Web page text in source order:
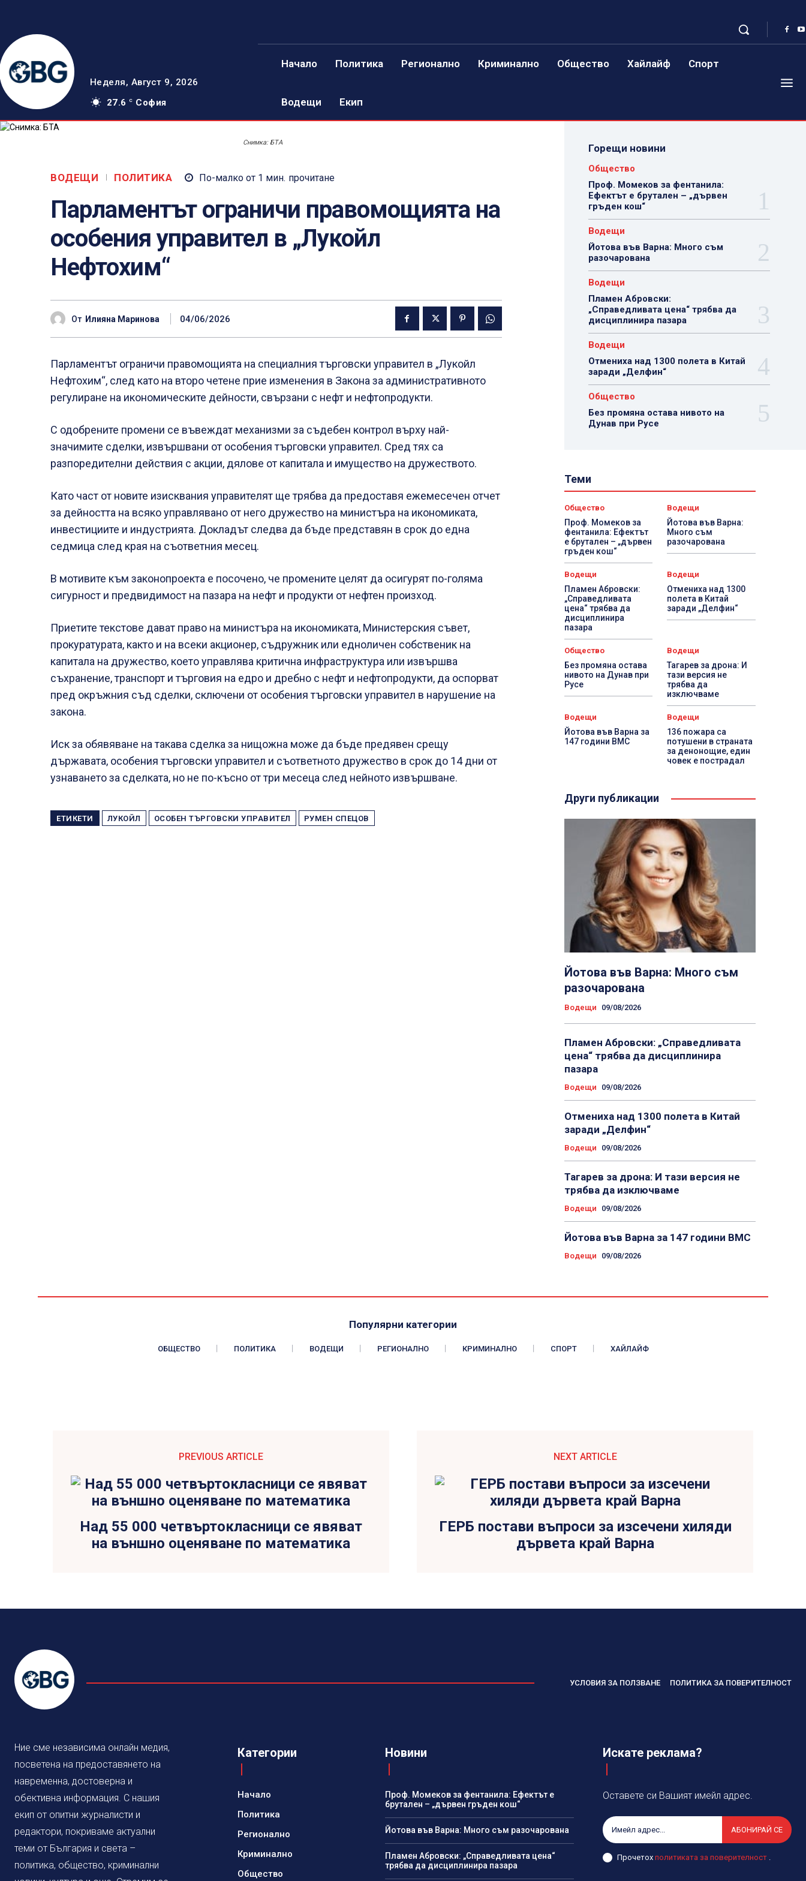
Неделя, Август 9, 2026
27.6
C София
Начало Политика Регионално Криминално Общество Хайлайф Спорт
Водещи Екип
Снимка: БТА
ВОДЕЩИ ПОЛИТИКА По-малко от 1 мин. прочитане
Парламентът ограничи правомощията на
особения управител в „Лукойл
Нефтохим“
От Илияна Маринова 04/06/2026
Парламентът ограничи правомощията на специалния търговски управител в „Лукойл
Нефтохим“, след като на второ четене прие изменения в Закона за административното
регулиране на икономическите дейности, свързани с нефт и нефтопродукти.
С одобрените промени се въвеждат механизми за съдебен контрол върху най-
значимите сделки, извършвани от особения търговски управител. Сред тях са
разпоредителни действия с акции, дялове от капитала и имущество на дружеството.
Като част от новите изисквания управителят ще трябва да предоставя ежемесечен отчет
за дейността на всяко управлявано от него дружество на министъра на икономиката,
инвестициите и индустрията. Докладът следва да бъде представян в срок до една
седмица след края на съответния месец.
В мотивите към законопроекта е посочено, че промените целят да осигурят по-голяма
сигурност и предвидимост на пазара на нефт и продукти от нефтен произход.
Приетите текстове дават право на министъра на икономиката, Министерския съвет,
прокуратурата, както и на всеки акционер, съдружник или едноличен собственик на
капитала на дружество, което управлява критична инфраструктура или извършва
съхранение, транспорт и търговия на едро и дребно с нефт и нефтопродукти, да оспорват
пред окръжния съд сделки, сключени от особения търговски управител в нарушение на
закона.
Иск за обявяване на такава сделка за нищожна може да бъде предявен срещу
държавата, особения търговски управител и съответното дружество в срок до 14 дни от
узнаването за сделката, но не по-късно от три месеца след нейното извършване.
ЕТИКЕТИ ЛУКОЙЛ ОСОБЕН ТЪРГОВСКИ УПРАВИТЕЛ РУМЕН СПЕЦОВ
Горещи новини
Общество
Проф. Момеков за фентанила:
Ефектът е брутален – „дървен
гръден кош“
Водещи
Йотова във Варна: Много съм
разочарована
Водещи
Пламен Абровски:
„Справедливата цена“ трябва да
дисциплинира пазара
Водещи
Отмениха над 1300 полета в Китай
заради „Делфин“
Общество
Без промяна остава нивото на
Дунав при Русе
Теми
Общество
Проф. Момеков за
фентанила: Ефектът
е брутален – „дървен
гръден кош“
Водещи
Йотова във Варна:
Много съм
разочарована
Водещи
Пламен Абровски:
„Справедливата
цена“ трябва да
дисциплинира
пазара
Водещи
Отмениха над 1300
полета в Китай
заради „Делфин“
Общество
Без промяна остава
нивото на Дунав при
Русе
Водещи
Тагарев за дрона: И
тази версия не
трябва да
изключваме
Водещи
Йотова във Варна за
147 години ВМС
Водещи
136 пожара са
потушени в страната
за денонощие, един
човек е пострадал
Други публикации
Йотова във Варна: Много съм
разочарована
Водещи 09/08/2026
Пламен Абровски: „Справедливата
цена“ трябва да дисциплинира
пазара
Водещи 09/08/2026
Отмениха над 1300 полета в Китай
заради „Делфин“
Водещи 09/08/2026
Тагарев за дрона: И тази версия не
трябва да изключваме
Водещи 09/08/2026
Йотова във Варна за 147 години ВМС
Водещи 09/08/2026
Популярни категории
ОБЩЕСТВО ПОЛИТИКА ВОДЕЩИ РЕГИОНАЛНО КРИМИНАЛНО СПОРТ ХАЙЛАЙФ
PREVIOUS ARTICLE
Над 55 000 четвъртокласници се явяват
на външно оценяване по математика
NEXT ARTICLE
ГЕРБ постави въпроси за изсечени хиляди
дървета край Варна
УСЛОВИЯ ЗА ПОЛЗВАНЕ ПОЛИТИКА ЗА ПОВЕРИТЕЛНОСТ
Ние сме независима онлайн медия,
посветена на предоставянето на
навременна, достоверна и
обективна информация. С нашия
екип от опитни журналисти и
редактори, покриваме актуални
теми от България и света –
политика, общество, криминални
Категории
Начало
Политика
Регионално
Криминално
Общество
Новини
Проф. Момеков за фентанила: Ефектът е
брутален – „дървен гръден кош“
Йотова във Варна: Много съм разочарована
Пламен Абровски: „Справедливата цена“
трябва да дисциплинира пазара
Искате реклама?
Оставете си Вашият имейл адрес.
АБОНИРАЙ СЕ
Прочетохполитиката за поверителност